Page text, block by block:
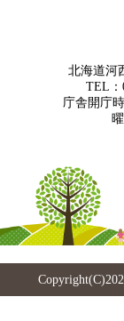
北海道河
TEL：
庁舎開庁